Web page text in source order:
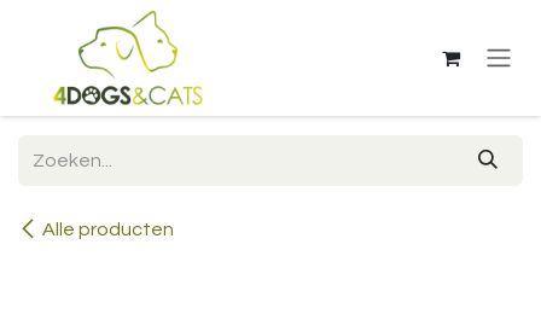
Overslaan naar inhoud
Alle producten